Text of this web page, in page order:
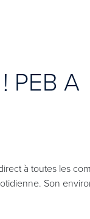
PEB A
à toutes les
Son